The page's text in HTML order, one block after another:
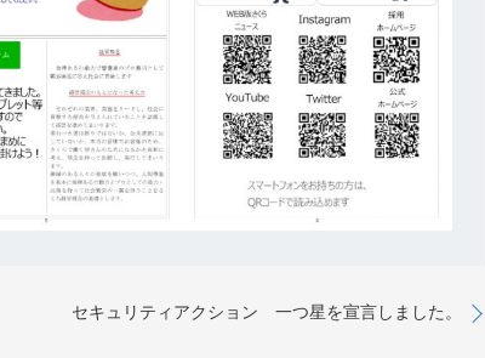
セキュリティアクション 一つ星を宣言しました。